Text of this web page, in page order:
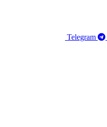
Telegram